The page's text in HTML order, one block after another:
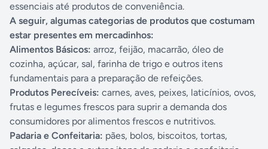
essenciais até produtos de conveniência.
A seguir, algumas categorias de produtos que costumam
estar presentes em mercadinhos:
Alimentos Básicos: arroz, feijão, macarrão, óleo de
cozinha, açúcar, sal, farinha de trigo e outros itens
fundamentais para a preparação de refeições.
Produtos Perecíveis: carnes, aves, peixes, laticínios, ovos,
frutas e legumes frescos para suprir a demanda dos
consumidores por alimentos frescos e nutritivos.
Padaria e Confeitaria: pães, bolos, biscoitos, tortas,